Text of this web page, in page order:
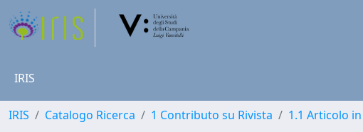
IRIS
IRIS Catalogo Ricerca 1 Contributo su Rivista 1.1 Articolo